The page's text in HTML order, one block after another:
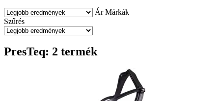
Ár Márkák
Szűrés
PresTeq: 2 termék